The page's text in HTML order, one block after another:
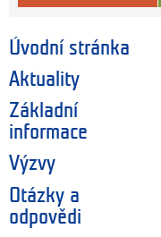
Úvodní stránka
Aktuality
Základní
informace
Výzvy
Otázky a
odpovědi